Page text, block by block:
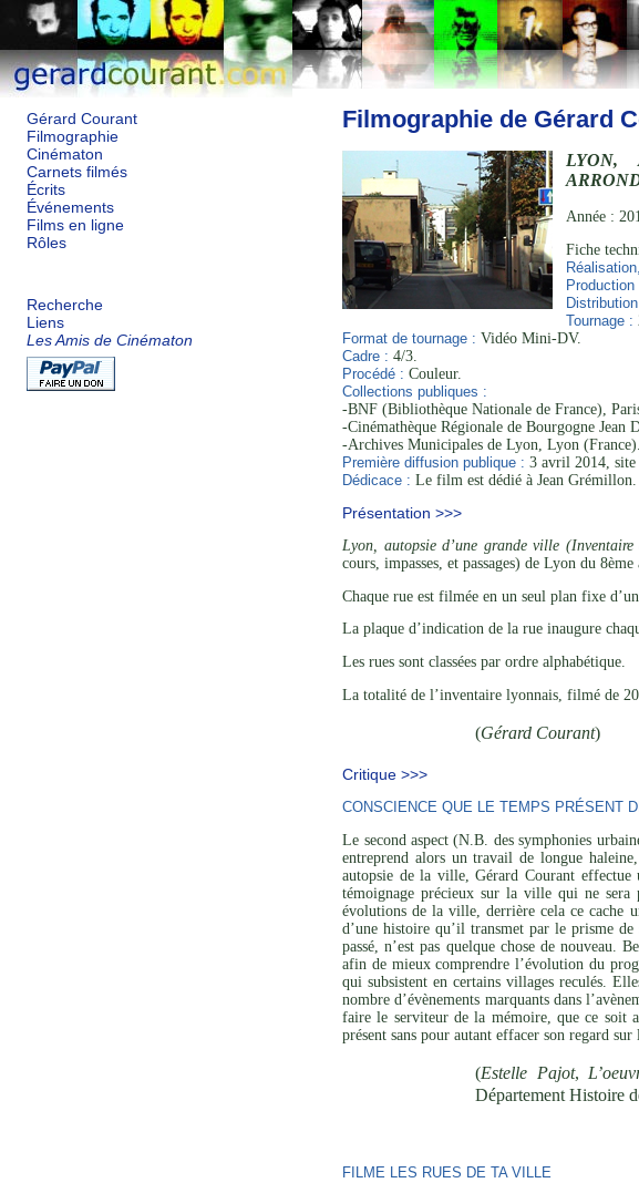
Gérard Courant
Filmographie
Cinématon
Carnets filmés
Écrits
Événements
Films en ligne
Rôles
Recherche
Liens
Les Amis de Cinématon
Filmographie de Gérard
LYON,
Année :
Fiche
Production
Tournage :
Format de tournage : Vidéo Mini-DV.
Cadre : 4/3.
Procédé : Couleur.
Collections publiques :
-BNF (Bibliothèque Nationale de France),
-Cinémathèque Régionale de Bourgogne Jean
-Archives Municipales de Lyon, Lyon (France).
Première diffusion publique : 3 avril 2014, site
Dédicace : Le film est dédié à Jean Grémillon.
Présentation >>>
Lyon, autopsie d’une grande ville (Inventaire
cours, impasses, et passages) de Lyon du
Chaque rue est filmée en un seul plan fixe
La plaque d’indication de la rue inaugure
Les rues sont classées par ordre alphabétique.
La totalité de l’inventaire lyonnais, filmé de
(Gérard Courant)
Critique >>>
CONSCIENCE QUE LE TEMPS PRÉSENT
Le second aspect (N.B. des symphonies
entreprend alors un travail de longue
autopsie de la ville, Gérard Courant
témoignage précieux sur la ville qui ne sera
évolutions de la ville, derrière cela ce cache
d’une histoire qu’il transmet par le prisme
passé, n’est pas quelque chose de
afin de mieux comprendre l’évolution du
qui subsistent en certains villages reculés.
nombre d’évènements marquants dans
faire le serviteur de la mémoire, que ce soit
présent sans pour autant effacer son regard sur
(Estelle Pajot,
Département Histoire
FILME LES RUES DE TA VILLE